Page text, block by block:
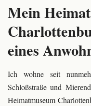
Mein
eines
Ich wohne seit
Schloßstraße und
Heimatmuseum